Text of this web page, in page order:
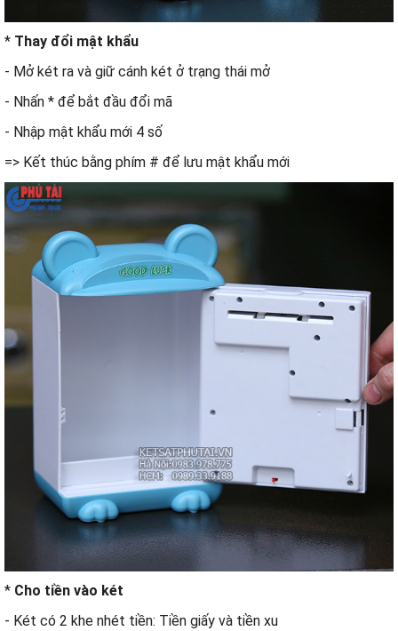
* Thay đổi mật khẩu
- Mở két ra và giữ cánh két ở trạng thái mở
- Nhấn * để bắt đầu đổi mã
- Nhập mật khẩu mới 4 số
=> Kết thúc bằng phím # để lưu mật khẩu mới
* Cho tiền vào két
- Két có 2 khe nhét tiền: Tiền giấy và tiền xu